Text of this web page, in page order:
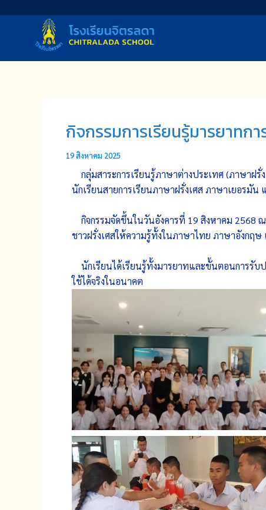
กิจกรรมการเรียนรู้มารยาทก
19 สิงหาคม 2025
กลุ่มสาระการเรียนรู้ภาษาต่างประเทศ (ภาษาฝ
นักเรียนสายการเรียนภาษาฝรั่งเศส ภาษาเยอรมั
กิจกรรมจัดขึ้นในวันอังคารที่ 19 สิงหาคม 2568 ณ
ชาวฝรั่งเศสให้ความรู้ทั้งในภาษาไทย ภาษาอังกฤษ
นักเรียนได้เรียนรู้ทั้งมารยาทและขั้นตอนการรั
ใช้ได้จริงในอนาคต